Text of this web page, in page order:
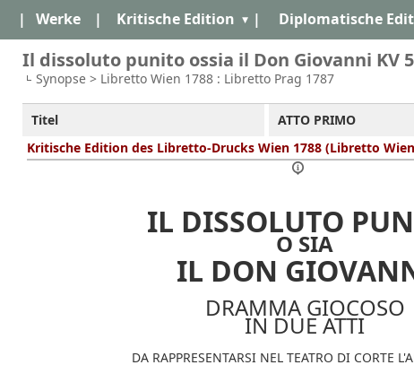
| Werke | Kritische Edition | Diplomatische
Il dissoluto punito ossia il Don Giovanni KV
Synopse > Libretto Wien 1788 : Libretto Prag 1787
Titel ATTO PRIMO
Kritische Edition des Libretto-Drucks Wien 1788 (Libretto
IL DISSOLUTO
O SIA
IL DON
DRAMMA GIOCOSO
IN DUE ATTI
DA RAPPRESENTARSI NEL TEATRO DI CORTE